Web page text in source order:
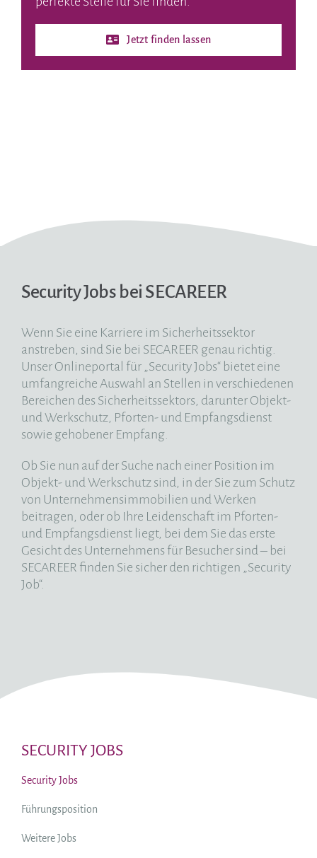
Jetzt finden lassen
Security Jobs bei SECAREER
Wenn Sie eine Karriere im Sicherheitssektor
anstreben, sind Sie bei SECAREER genau richtig.
Unser Onlineportal für „Security Jobs“ bietet eine
umfangreiche Auswahl an Stellen in verschiedenen
Bereichen des Sicherheitssektors, darunter Objekt-
und Werkschutz, Pforten- und Empfangsdienst
sowie gehobener Empfang.
Ob Sie nun auf der Suche nach einer Position im
Objekt- und Werkschutz sind, in der Sie zum Schutz
von Unternehmensimmobilien und Werken
beitragen, oder ob Ihre Leidenschaft im Pforten-
und Empfangsdienst liegt, bei dem Sie das erste
Gesicht des Unternehmens für Besucher sind – bei
SECAREER finden Sie sicher den richtigen „Security
Job“.
SECURITY JOBS
Security Jobs
Führungsposition
Weitere Jobs